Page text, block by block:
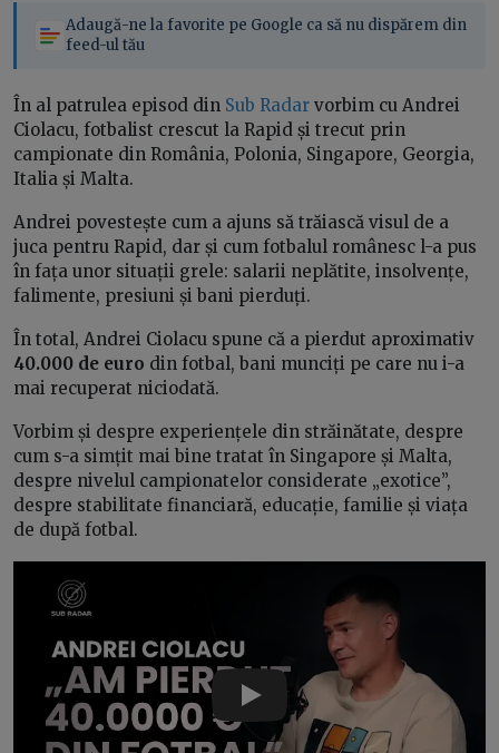
Adaugă-ne la favorite pe Google ca să nu dispărem din
feed-ul tău
În al patrulea episod din Sub Radar vorbim cu Andrei
Ciolacu, fotbalist crescut la Rapid și trecut prin
campionate din România, Polonia, Singapore, Georgia,
Italia și Malta.
Andrei povestește cum a ajuns să trăiască visul de a
juca pentru Rapid, dar și cum fotbalul românesc l-a pus
în fața unor situații grele: salarii neplătite, insolvențe,
falimente, presiuni și bani pierduți.
În total, Andrei Ciolacu spune că a pierdut aproximativ
40.000 de euro din fotbal, bani munciți pe care nu i-a
mai recuperat niciodată.
Vorbim și despre experiențele din străinătate, despre
cum s-a simțit mai bine tratat în Singapore și Malta,
despre nivelul campionatelor considerate „exotice”,
despre stabilitate financiară, educație, familie și viața
de după fotbal.
Play